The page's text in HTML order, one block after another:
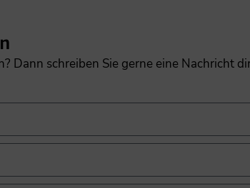
Dann schreiben Sie gerne eine Nachricht